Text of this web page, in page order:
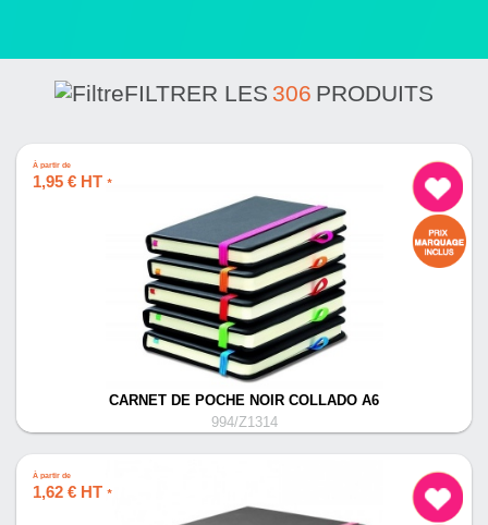
FILTRER LES 306 PRODUITS
À partir de
1,95 € HT *
CARNET DE POCHE NOIR COLLADO A6
994/Z1314
À partir de
1,62 € HT *